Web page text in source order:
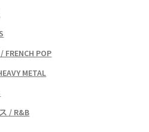
POP
METAL
/ R&B